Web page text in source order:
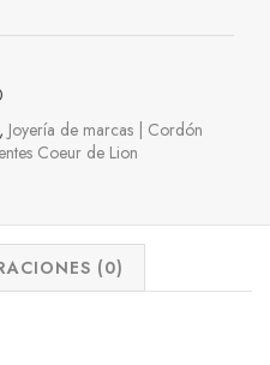
, Joyería de marcas | Cordón
Coeur de Lion
(0)